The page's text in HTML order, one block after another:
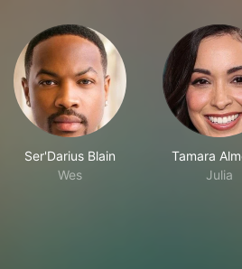
Ser'Darius Blain
Wes
Tamara
Julia